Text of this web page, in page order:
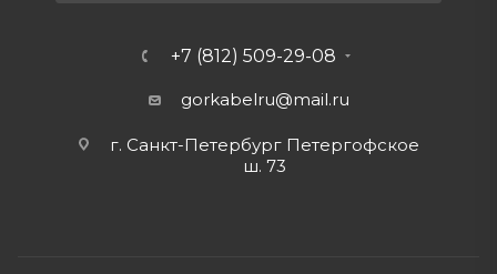
+7 (812) 509-29-08
gorkabelru@mail.ru
г. Санкт-Петербург Петергофское
ш. 73